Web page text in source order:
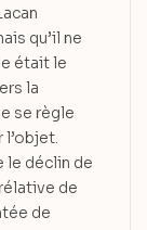
qu’il ne
était le
la
se règle
l’objet.
le déclin de
de
de